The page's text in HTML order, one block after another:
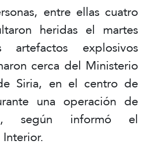
entre ellas cuatro
heridas el martes
explosivos
cerca del Ministerio
Siria, en el centro de
una operación de
según informó el